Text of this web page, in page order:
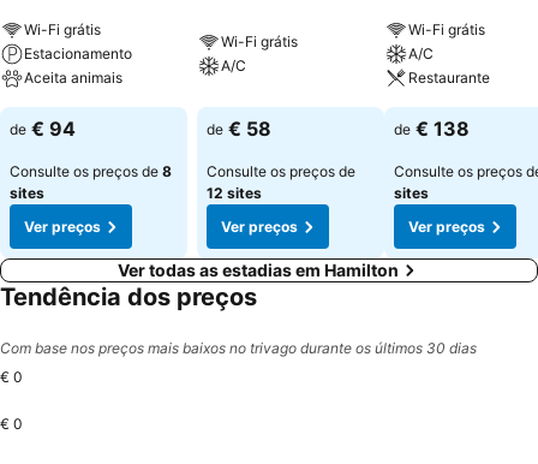
Wi-Fi grátis
Estacionamento
Aceita animais
de € 94
Consulte os preços de 8
sites
Ver preços
Wi-Fi grátis
A/C
de € 58
Consulte os preços de
12 sites
Ver preços
Wi-Fi grátis
A/C
Restaurante
de € 138
Consulte os preços
sites
Ver preços
Ver todas as estadias em Hamilton
Tendência dos preços
Com base nos preços mais baixos no trivago durante os últimos 30 dias
€ 0
€ 0